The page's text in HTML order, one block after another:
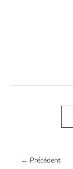
← Précédent